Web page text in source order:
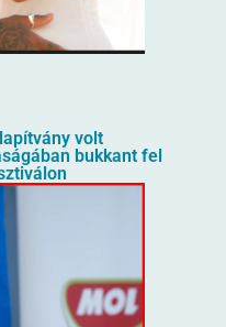
volt
bukkant fel